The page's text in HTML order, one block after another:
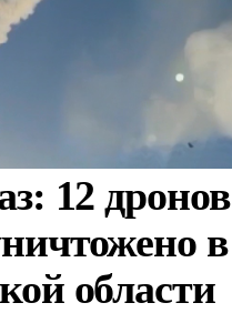
12 дронов
в
области